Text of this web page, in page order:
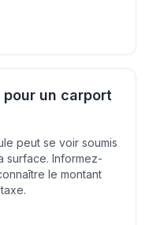
un carport
peut se voir soumis
surface. Informez-
le montant